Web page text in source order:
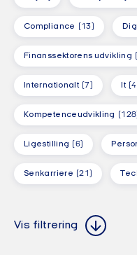
Compliance (13)
Finanssektorens udvikling
Internationalt (7) It
Kompetenceudvikling
Ligestilling (6)
Senkarriere (21)
Alle steder
Vis filtrering